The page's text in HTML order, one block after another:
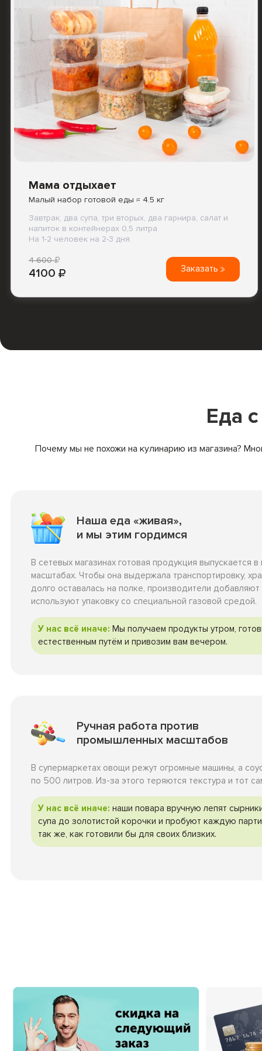
Мама отдыхает
Малый набор готовой еды ≈ 4.5 кг
Завтрак, два супа, три вторых, два гарнира, салат и
напиток в контейнерах 0,5 литра.
На 1-2 человек на 2-3 дня.
4 600
4100 Заказать
Еда
Почему мы не похожи на кулинарию из магазина?
Наша еда «живая»,
и мы этим гордимся
В сетевых магазинах готовая продукция выпускается
масштабах. Чтобы она выдержала транспортировку,
долго оставалась на полке, производители
используют упаковку со специальной газовой средой.
У нас всё иначе: Мы получаем продукты утром,
естественным путём и привозим вам вечером.
Ручная работа против
промышленных масштабов
В супермаркетах овощи режут огромные машины, а
по 500 литров. Из-за этого теряются текстура и тот
У нас всё иначе: наши повара вручную лепят
супа до золотистой корочки и пробуют каждую
так же, как готовили бы для своих близких.